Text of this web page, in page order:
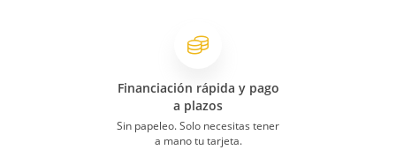
Financiación rápida y pago
a plazos
Sin papeleo. Solo necesitas tener
a mano tu tarjeta.